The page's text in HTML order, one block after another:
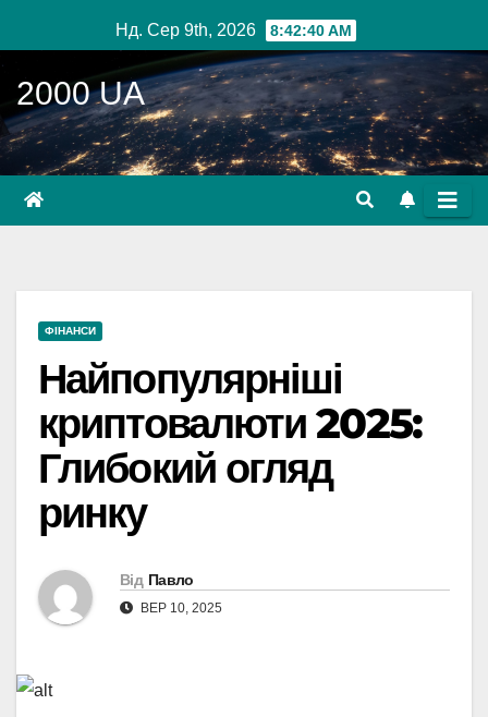
до
вмісту
Нд. Сер 9th, 2026 8:42:42 AM
2000 UA
ФІНАНСИ
Найпопулярніші
криптовалюти 2025:
Глибокий огляд
ринку
Від Павло
ВЕР 10, 2025